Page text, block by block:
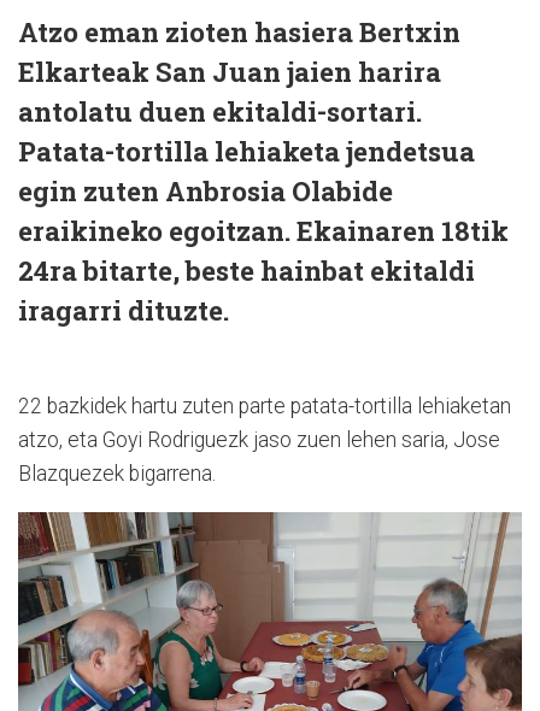
Atzo eman zioten hasiera Bertxin
Elkarteak San Juan jaien harira
antolatu duen ekitaldi-sortari.
Patata-tortilla lehiaketa jendetsua
egin zuten Anbrosia Olabide
eraikineko egoitzan. Ekainaren 18tik
24ra bitarte, beste hainbat ekitaldi
iragarri dituzte.
22 bazkidek hartu zuten parte patata-tortilla lehiaketan
atzo, eta Goyi Rodriguezk jaso zuen lehen saria, Jose
Blazquezek bigarrena.